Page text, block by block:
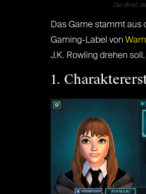
Der Brief,
Das Game stammt aus
Gaming-Label von
J.K. Rowling drehen
1.